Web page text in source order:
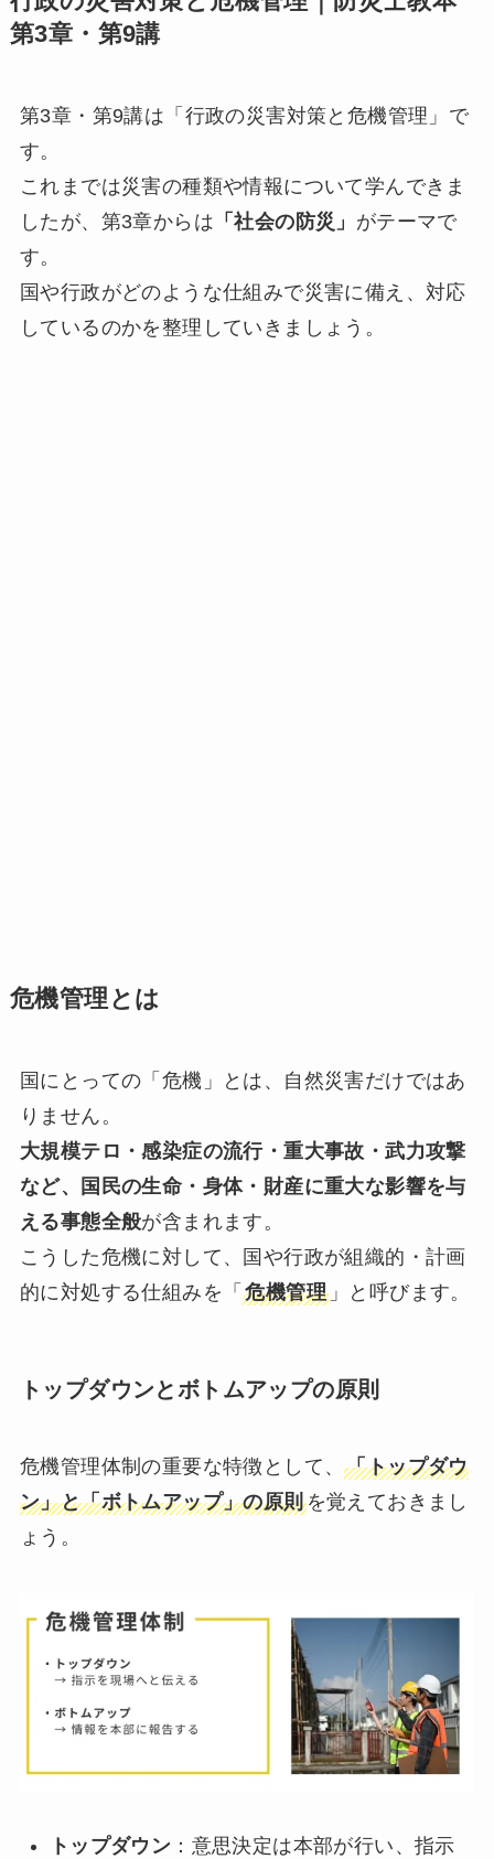
第3章・第9講
第3章・第9講は「行政の災害対策と危機管理」で
す。
これまでは災害の種類や情報について学んできま
したが、第3章からは 「社会の防災」 がテーマで
す。
国や行政がどのような仕組みで災害に備え、対応
しているのかを整理していきましょう。
危機管理とは
国にとっての「危機」とは、自然災害だけではあ
りません。
大規模テロ・感染症の流行・重大事故・武力攻撃
など、国民の生命・身体・財産に重大な影響を与
える事態全般が含まれます。
こうした危機に対して、国や行政が組織的・計画
的に対処する仕組みを「危機管理」と呼びます。
トップダウンとボトムアップの原則
危機管理体制の重要な特徴として、「トップダウ
ン」と「ボトムアップ」の原則を覚えておきまし
ょう。
トップダウン ：意思決定は本部が行い、指示